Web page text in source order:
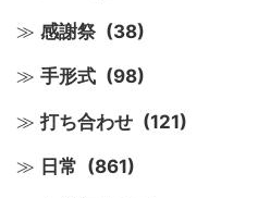
感謝祭 (38)
手形式 (98)
打ち合わせ (121)
日常 (861)